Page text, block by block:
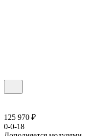
125 970 ₽
0-0-18